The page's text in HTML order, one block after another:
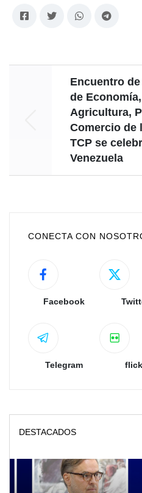
Encuentro
de Economía,
Agricultura,
Comercio de
TCP se
Venezuela
CONECTA CON
Facebook
Telegram
DESTACADOS